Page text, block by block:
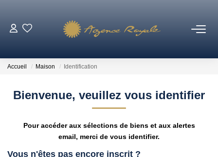
LOCATIONS
ESTIMATION
Accueil Maison Identification
Bienvenue, veuillez vous identifier
Pour accéder aux sélections de biens et aux alertes
email, merci de vous identifier.
Vous n'êtes pas encore inscrit ?